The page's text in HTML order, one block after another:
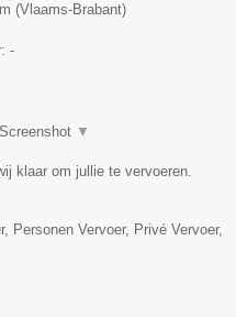
(Vlaams-Brabant)
-
Screenshot ▼
klaar om jullie te vervoeren.
Personen Vervoer, Privé Vervoer,